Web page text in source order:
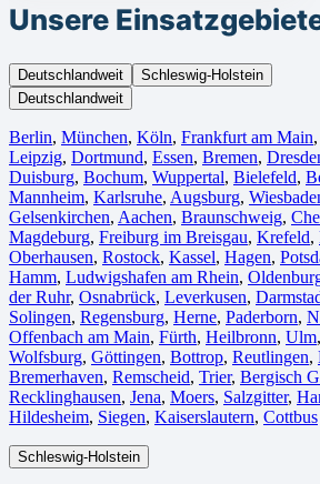
Unsere
Deutschlandweit
Schleswig-Holstein
Deutschlandweit
Berlin⁠, München, Köln⁠, Frankfurt am Main,
Leipzig, Dortmund, Essen, Bremen,
Duisburg⁠, Bochum, Wuppertal⁠, Bielefeld⁠,
Mannheim, Karlsruhe, Augsburg,
Gelsenkirchen⁠, Aachen⁠, Braunschweig,
Magdeburg, Freiburg im Breisgau⁠, Krefeld⁠,
Oberhausen⁠, Rostock⁠, Kassel⁠, Hagen,
Hamm, Ludwigshafen am Rhein⁠,
der Ruhr, Osnabrück⁠, Leverkusen,
Solingen, Regensburg, Herne⁠, Paderborn,
Offenbach am Main, Fürth⁠, Heilbronn, Ulm⁠,
Wolfsburg⁠, Göttingen, Bottrop, Reutlingen,
Bremerhaven⁠, Remscheid, Trier⁠, Bergisch
Recklinghausen, Jena⁠, Moers⁠, Salzgitter⁠,
Hildesheim⁠, Siegen⁠, Kaiserslautern⁠, Cottbus⁠
Schleswig-Holstein